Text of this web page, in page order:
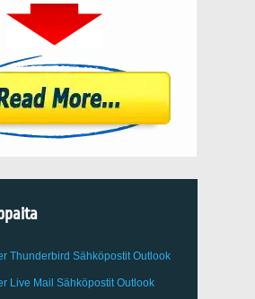
Thunderbird Sähköpostit Outlook
Live Mail SähköpostitOutlook